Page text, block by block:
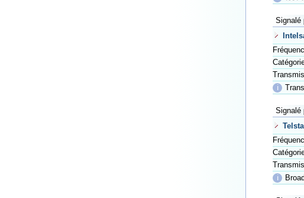
Signalé
ℹ
Signalé
ℹ